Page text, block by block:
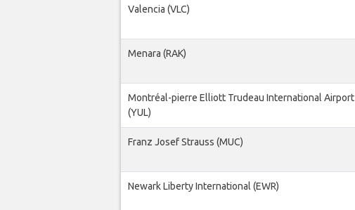
Valencia (VLC)
Menara (RAK)
Montréal-pierre Elliott Trudeau International Airport
(YUL)
Franz Josef Strauss (MUC)
Newark Liberty International (EWR)